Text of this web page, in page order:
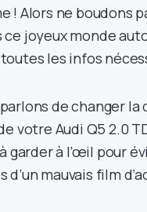
! Alors ne boudons
ce joyeux monde
les infos
de changer la
votre Audi Q5 2.0
garder à l’œil pour
d’un mauvais film